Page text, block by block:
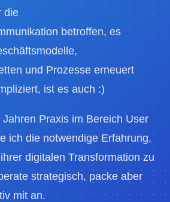
die
betroffen, es
und Prozesse erneuert
ist es auch :)
Praxis im Bereich User
ich die notwendige Erfahrung,
digitalen Transformation zu
strategisch, packe aber
mit an.